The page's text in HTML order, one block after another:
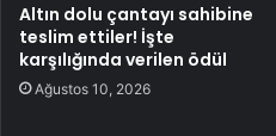
Altın dolu çantayı sahibine
teslim ettiler! İşte
karşılığında verilen ödül
Ağustos 10, 2026